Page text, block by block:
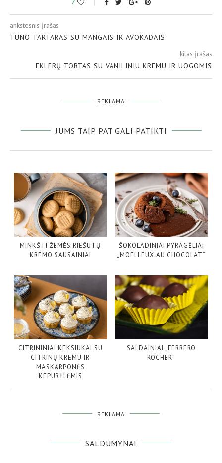
7
ankstesnis įrašas
TUNO TARTARAS SU MANGAIS IR AVOKADAIS
kitas įrašas
EKLERŲ TORTAS SU VANILINIU KREMU IR UOGOMIS
REKLAMA
JUMS TAIP PAT GALI PATIKTI
MINKŠTI ŽEMĖS RIEŠUTŲ
KREMO SAUSAINIAI
ŠOKOLADINIAI PYRAGĖLIAI
„MOELLEUX AU CHOCOLAT“
CITRININIAI KEKSIUKAI SU
CITRINŲ KREMU IR
MASKARPONĖS
KEPURĖLĖMIS
SALDAINIAI „FERRERO
ROCHER”
REKLAMA
SALDUMYNAI